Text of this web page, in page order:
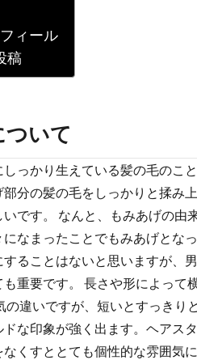
ィール
稿
ついて
っかり生えている髪の毛のこ
分の髪の毛をしっかりと揉み
です。 なんと、もみあげの
なまったことでもみあげとな
ることはないと思いますが、
重要です。 長さや形によっ
の違いですが、短いとすっきり
な印象が強く出ます。ヘアス
くすととても個性的な雰囲気